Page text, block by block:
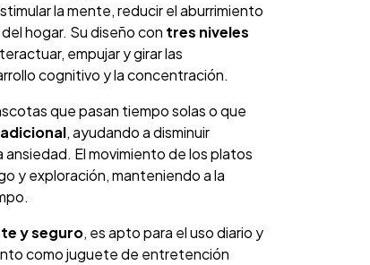
la mente, reducir el aburrimiento
hogar. Su diseño con tres niveles
empujar y girar las
cognitivo y la concentración.
que pasan tiempo solas o que
, ayudando a disminuir
El movimiento de los platos
y exploración, manteniendo a la
y seguro, es apto para el uso diario y
como juguete de entretención